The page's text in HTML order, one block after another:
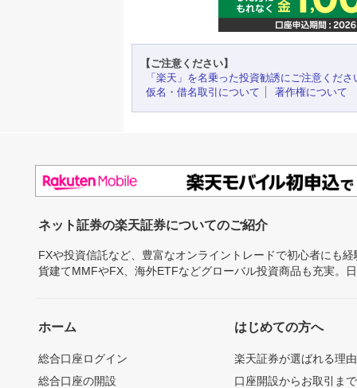
【ご注意ください】
「楽天」を名乗った投資勧誘にご注意くださ
仮名・借名取引について
著作権について
ネット証券の楽天証券についてのご紹介
FXや投資信託など、豊富なオンライントレードで初心者にも
貨建てMMFやFX、海外ETFなどグローバル投資商品も充実。
ホーム
総合口座ログイン
総合口座の開設
はじめての方へ
楽天証券が選ばれる理由
口座開設からお取引ま